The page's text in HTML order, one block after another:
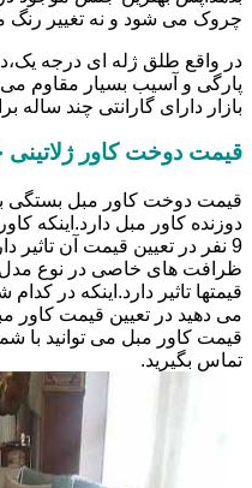
چروک می شود و نه تغییر رنگ
در واقع طلق ژله ای درجه
پارگی و آسیب بسیار مقاوم می
بازار دارای گارانتی چند ساله
قیمت دوخت کاور
قیمت دوخت کاور مبل
9 نفر در تعیین قیمت آن تاثیر
ظرافت های خاصی در نوع
قیمتها تاثیر دارد.اینکه در
می دهید در تعیین قیمت کاور
قیمت کاور مبل می توانید با
تماس بگیرید.